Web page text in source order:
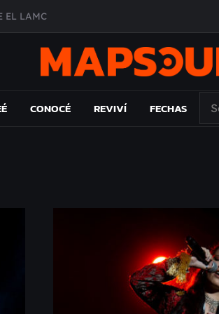
EL LAMC
DE ÉPOCA EN FORMA DE DISCO
CONOCÉ REVIVÍ FECHAS